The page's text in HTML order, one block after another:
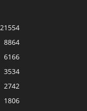
21554
8864
6166
3534
2742
1806